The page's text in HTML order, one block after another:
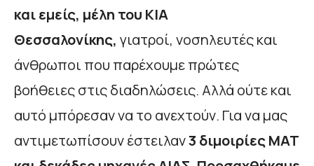
και εμείς, μέλη του ΚΙΑ
Θεσσαλονίκης, γιατροί, νοσηλευτές και
άνθρωποι που παρέχουμε πρώτες
βοήθειες στις διαδηλώσεις. Αλλά ούτε και
αυτό μπόρεσαν να το ανεχτούν. Για να μας
αντιμετωπίσουν έστειλαν3 διμοιρίες ΜΑΤ